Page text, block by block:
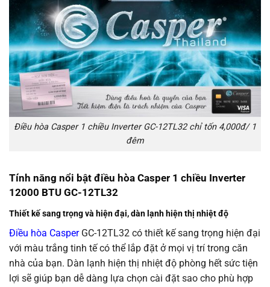
Điều hòa Casper 1 chiều Inverter GC-12TL32 chỉ tốn 4,000đ/ 1
đêm
Tính năng nổi bật điều hòa Casper 1 chiều Inverter
12000 BTU GC-12TL32
Thiết kế sang trọng và hiện đại, dàn lạnh hiện thị nhiệt độ
Điều hòa CasperGC-12TL32 có thiết kế sang trọng hiện đại
với màu trắng tinh tế có thể lắp đặt ở mọi vị trí trong căn
nhà của bạn. Dàn lạnh hiện thị nhiệt độ phòng hết sức tiện
lợi sẽ giúp bạn dễ dàng lựa chọn cài đặt sao cho phù hợp